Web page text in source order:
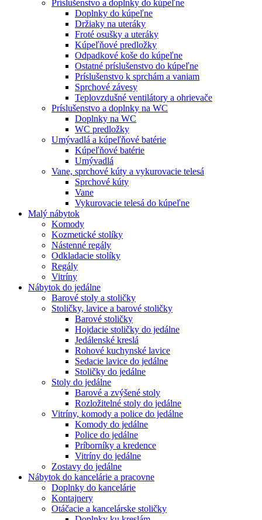
Príslušenstvo a doplnky do kúpeľne
Doplnky do kúpeľne
Držiaky na uteráky
Froté osušky a uteráky
Kúpeľňové predložky
Odpadkové koše do kúpeľne
Ostatné príslušenstvo do kúpeľne
Príslušenstvo k sprchám a vaniam
Sprchové závesy
Teplovzdušné ventilátory a ohrievače
Príslušenstvo a doplnky na WC
Doplnky na WC
WC predložky
Umývadlá a kúpeľňové batérie
Kúpeľňové batérie
Umývadlá
Vane, sprchové kúty a vykurovacie telesá
Sprchové kúty
Vane
Vykurovacie telesá do kúpeľne
Malý nábytok
Komody
Kozmetické stolíky
Nástenné regály
Odkladacie stolíky
Regály
Vitríny
Nábytok do jedálne
Barové stoly a stoličky
Stoličky, lavice a barové stoličky
Barové stoličky
Hojdacie stoličky do jedálne
Jedálenské kreslá
Rohové kuchynské lavice
Sedacie lavice do jedálne
Stoličky do jedálne
Stoly do jedálne
Barové a zvýšené stoly
Rozložitelné stoly do jedálne
Vitríny, komody a police do jedálne
Komody do jedálne
Police do jedálne
Príborníky a kredence
Vitríny do jedálne
Zostavy do jedálne
Nábytok do kancelárie a pracovne
Doplnky do kancelárie
Kontajnery
Otáčacie a kancelárske stoličky